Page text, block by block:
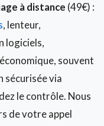
à distance (49€) :
, lenteur,
logiciels,
souvent
sécurisée via
le contrôle. Nous
de votre appel